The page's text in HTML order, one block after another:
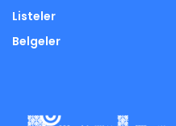
Listeler
Belgeler